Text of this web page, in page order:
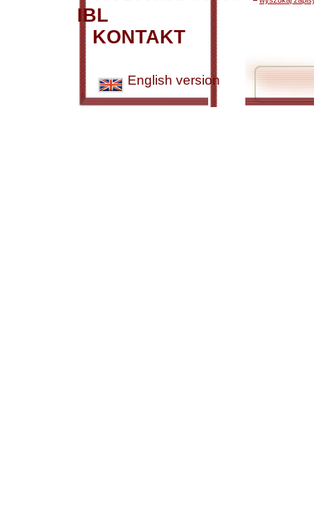
IBL
KONTAKT
English version